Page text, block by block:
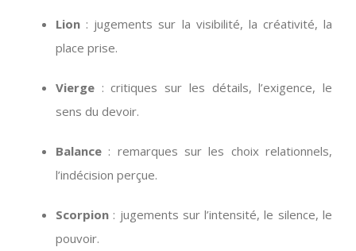
Lion : jugements sur la visibilité, la créativité, la
place prise.
Vierge : critiques sur les détails, l’exigence, le
sens du devoir.
Balance : remarques sur les choix relationnels,
l’indécision perçue.
Scorpion : jugements sur l’intensité, le silence, le
pouvoir.